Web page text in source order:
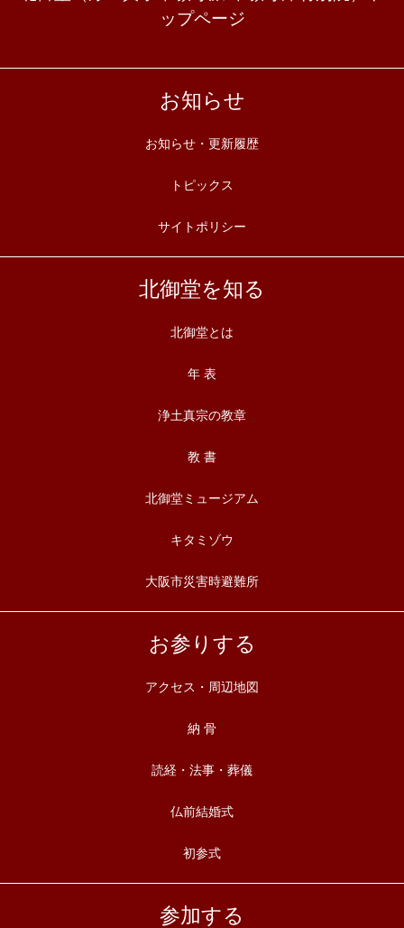
ップページ
お知らせ
お知らせ・更新履歴
トピックス
サイトポリシー
北御堂を知る
北御堂とは
年 表
浄土真宗の教章
教 書
北御堂ミュージアム
キタミゾウ
大阪市災害時避難所
お参りする
アクセス・周辺地図
納 骨
読経・法事・葬儀
仏前結婚式
初参式
参加する